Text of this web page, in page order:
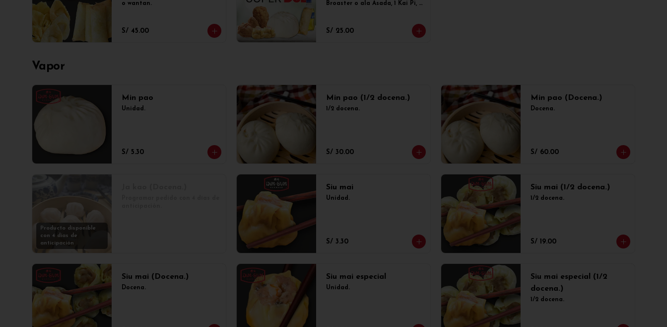
o wantan.
S/ 45.00
Broaster o ala Asada, 1 Kai Pi, 1
S/ 25.00
Vapor
Min pao
Unidad.
S/ 5.30
Min pao (1/2 docena.)
1/2 docena.
S/ 30.00
Min pao (Docena.)
Docena.
S/ 60.00
Producto disponible
con 4 días de
anticipación
Siu mai
Unidad.
S/ 3.30
Siu mai (1/2 docena.)
1/2 docena.
S/ 19.00
Siu mai (Docena.)
Docena.
Siu mai especial
Unidad.
Siu mai especial (1/2
docena.)
1/2 docena.